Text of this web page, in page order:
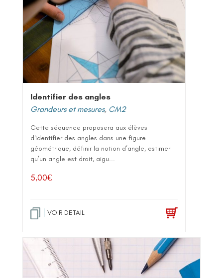
Identifier des angles
Grandeurs et mesures, CM2
Cette séquence proposera aux élèves
d'identifier des angles dans une figure
géométrique, définir la notion d’angle, estimer
qu’un angle est droit, aigu...
5,00€
VOIR DETAIL